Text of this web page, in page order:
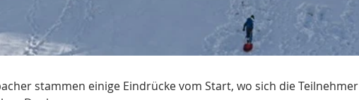
stammen einige Eindrücke vom Start, wo sich die Teilnehmer